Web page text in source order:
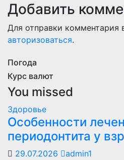
Добавить
Для отправки комментария
авторизоваться.
Погода
Курс валют
You missed
Здоровье
Особенности
периодонтита у
29.07.2026
admin1